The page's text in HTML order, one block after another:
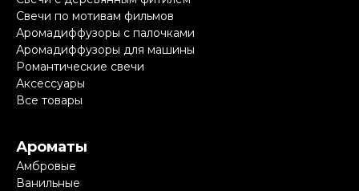
Свечи по мотивам фильмов
Аромадиффузоры с палочками
Аромадиффузоры для машины
Романтические свечи
Аксессуары
Все товары
Ароматы
Амбровые
Ванильные